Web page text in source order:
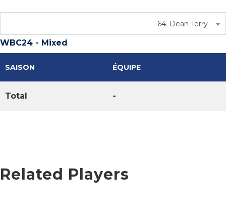
64. Dean Terry
WBC24 - Mixed
SAISON ÉQUIPE
Total -
Related Players